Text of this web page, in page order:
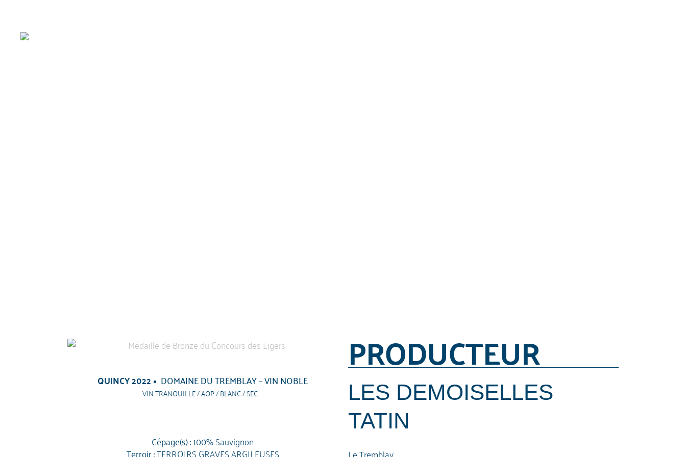
QUINCY 2022 DOMAINE DU TREMBLAY – VIN NOBLE
VIN TRANQUILLE / AOP / BLANC / SEC
Cépage(s) :100% Sauvignon
Terroir :TERROIRS GRAVES ARGILEUSES
PRODUCTEUR
LES DEMOISELLES
TATIN
Le Tremblay